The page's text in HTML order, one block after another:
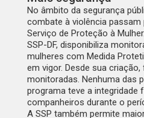
No âmbito da segurança
combate à violência
Serviço de Proteção à
SSP-DF, disponibiliza
mulheres com Medida
em vigor. Desde sua
monitoradas. Nenhuma das
programa teve a integridade
companheiros durante o
A SSP também permite